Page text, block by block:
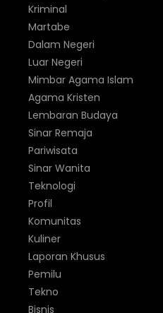
Kriminal
Martabe
Dalam Negeri
Luar Negeri
Mimbar Agama Islam
Agama Kristen
Lembaran Budaya
Sinar Remaja
Pariwisata
Sinar Wanita
Teknologi
Profil
Komunitas
Kuliner
Laporan Khusus
Pemilu
Tekno
Bisnis